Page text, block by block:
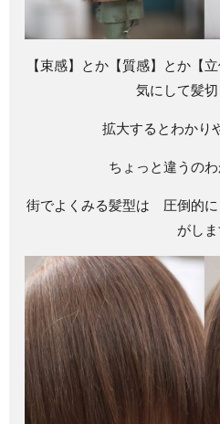
【束感】とか【質感】とか【
気にして髪
拡大するとわかり
ちょっと違うの
街でよくみる髪型は 圧倒的に
がし